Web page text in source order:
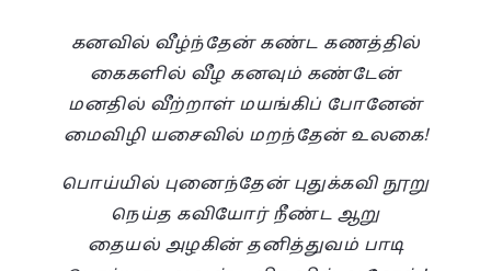
கனவில் வீழ்ந்தேன் கண்ட கணத்தில்
கைகளில் வீழ கனவும் கண்டேன்
மனதில் வீற்றாள் மயங்கிப் போனேன்
மைவிழி யசைவில் மறந்தேன் உலகை!
பொய்யில் புனைந்தேன் புதுக்கவி நூறு
நெய்த கவியோர் நீண்ட ஆறு
தையல் அழகின் தனித்துவம் பாடி